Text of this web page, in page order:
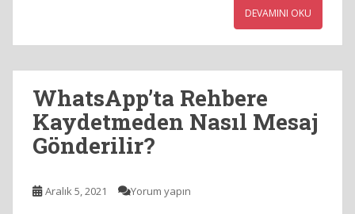
DEVAMINI OKU
WhatsApp’ta Rehbere
Kaydetmeden Nasıl Mesaj
Gönderilir?
Aralık 5, 2021 Yorum yapın